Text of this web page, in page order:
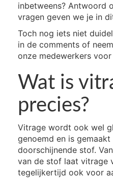
inbetweens? Antwoord
vragen geven we je in
Toch nog iets niet
in de comments of neem
onze medewerkers
Wat is
precies?
Vitrage wordt ook wel
genoemd en is
doorschijnende stof.
van de stof laat vitrage
tegelijkertijd ook voor